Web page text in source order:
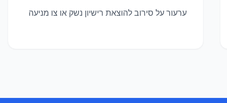
ערעור על סירוב להוצאת רישיון נשק או צו מניעה